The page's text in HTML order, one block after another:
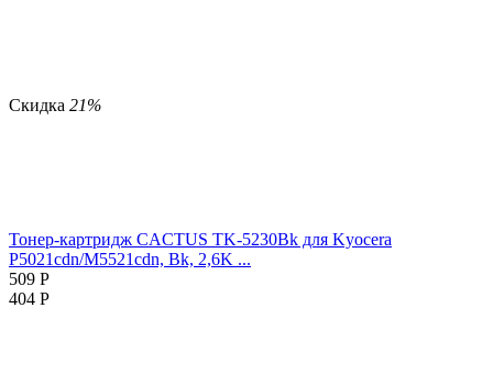
Скидка 21%
Тонер-картридж CACTUS TK-5230Bk для Kyocera
P5021cdn/M5521cdn, Bk, 2,6K ...
509 Р
404 Р